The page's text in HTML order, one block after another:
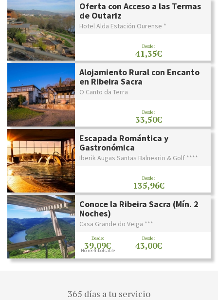
Oferta con Acceso a las Termas
de Outariz
Hotel Alda Estación Ourense *
Desde:
41,35€
Alojamiento Rural con Encanto
en Ribeira Sacra
O Canto da Terra
Desde:
33,50€
Escapada Romántica y
Gastronómica
Iberik Augas Santas Balneario & Golf ****
Desde:
135,96€
Conoce la Ribeira Sacra (Mín. 2
Noches)
Casa Grande do Veiga ***
Desde:
39,09€
No reembolsable
Desde:
43,00€
365 días a tu servicio